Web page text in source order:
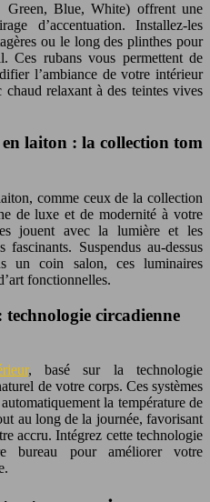
Blue, White) offrent une
d’accentuation. Installez-les
ou le long des plinthes pour
Ces rubans vous permettent de
l’ambiance de votre intérieur
chaud relaxant à des teintes vives
laiton : la collection tom
comme ceux de la collection
de luxe et de modernité à votre
jouent avec la lumière et les
Suspendus au-dessus
un coin salon, ces luminaires
fonctionnelles.
circadienne
, basé sur la technologie
de votre corps. Ces systèmes
la température de
au long de la journée, favorisant
accru. Intégrez cette technologie
bureau pour améliorer votre